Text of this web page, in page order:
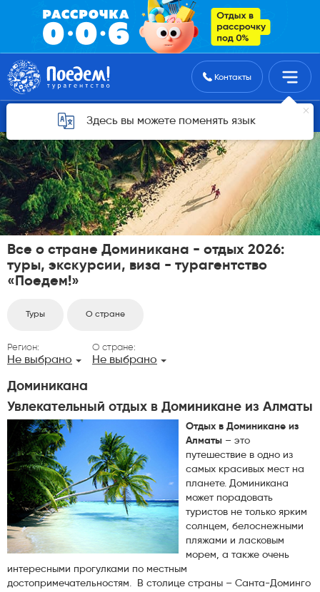
Поиск туровКонтакты
Здесь вы можете поменять язык
список стран
Все о стране Доминикана - отдых 2026:
туры, экскурсии, виза - турагентство
«Поедем!»
Туры О стране
Регион:
Не выбрано
О стране:
Не выбрано
Доминикана
Увлекательный отдых в Доминикане из Алматы
Отдых в Доминикане из
Алматы – это
путешествие в одно из
самых красивых мест на
планете. Доминикана
может порадовать
туристов не только ярким
солнцем, белоснежными
пляжами и ласковым
морем, а также очень
интересными прогулками по местным
достопримечательностям. В столице страны – Санта-Доминго